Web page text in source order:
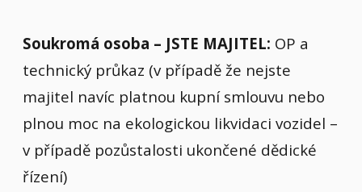
Soukromá osoba – JSTE MAJITEL: OP a
technický průkaz (v případě že nejste
majitel navíc platnou kupní smlouvu nebo
plnou moc na ekologickou likvidaci vozidel –
v případě pozůstalosti ukončené dědické
řízení)